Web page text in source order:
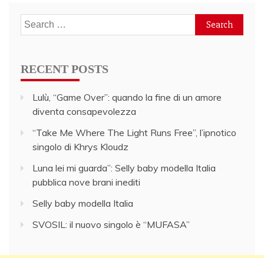
Search
for:
RECENT POSTS
Lulù, “Game Over”: quando la fine di un amore
diventa consapevolezza
“Take Me Where The Light Runs Free”, l’ipnotico
singolo di Khrys Kloudz
Luna lei mi guarda”: Selly baby modella Italia
pubblica nove brani inediti
Selly baby modella Italia
SVOSIL: il nuovo singolo è “MUFASA”